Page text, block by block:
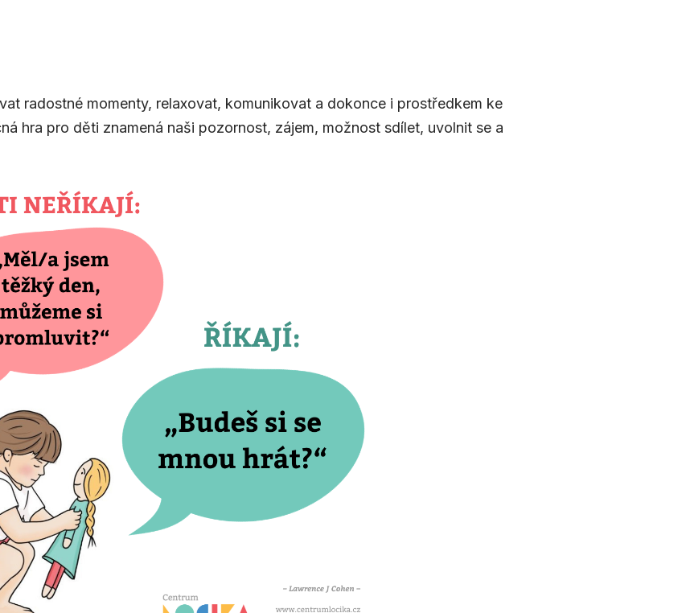
radostné momenty, relaxovat, komunikovat a dokonce i prostředkem ke
hra pro děti znamená naši pozornost, zájem, možnost sdílet, uvolnit se a